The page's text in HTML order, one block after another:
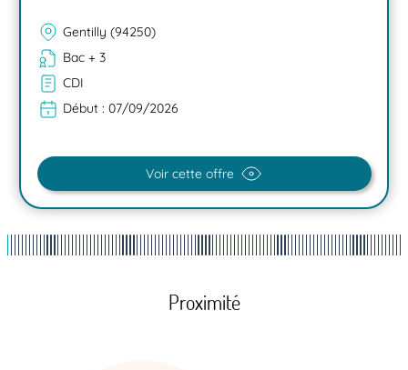
Gentilly (94250)
Bac + 3
CDI
Début : 07/09/2026
Voir cette offre
Proximité